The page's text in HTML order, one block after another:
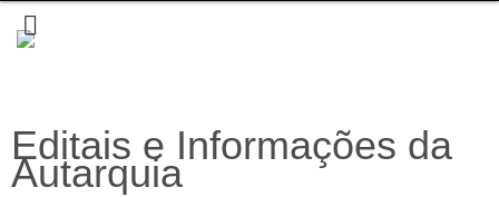
Editais e Informações da
Autarquia